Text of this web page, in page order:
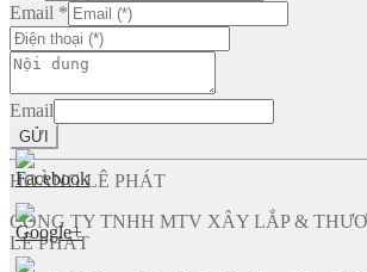
Email *
Email
GỬI
HOÀNG LÊ PHÁT
CÔNG TY TNHH MTV XÂY LẮP &
LÊ PHÁT